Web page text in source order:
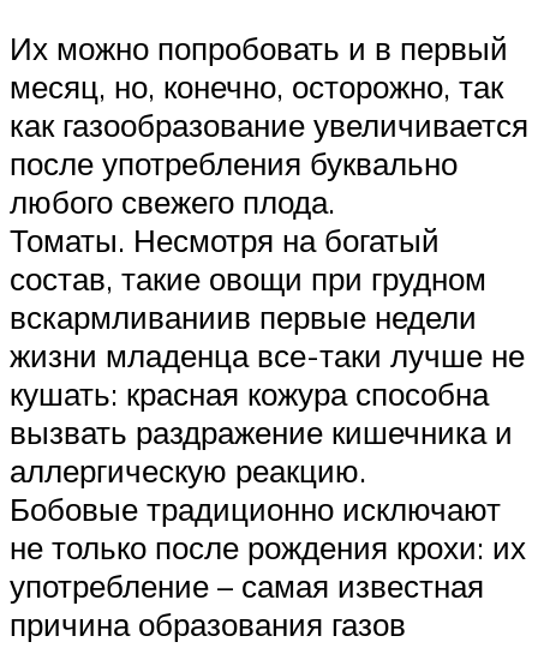
Их можно попробовать и в первый
месяц, но, конечно, осторожно, так
как газообразование увеличивается
после употребления буквально
любого свежего плода.
Томаты. Несмотря на богатый
состав, такие овощи при грудном
вскармливаниив первые недели
жизни младенца все-таки лучше не
кушать: красная кожура способна
вызвать раздражение кишечника и
аллергическую реакцию.
Бобовые традиционно исключают
не только после рождения крохи: их
употребление – самая известная
причина образования газов